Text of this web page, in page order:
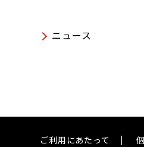
ニュース
ご利用にあたって